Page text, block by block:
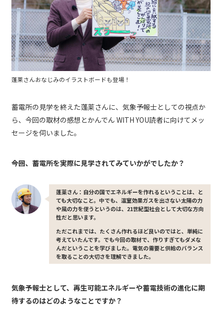
蓬莱さんおなじみのイラストボードも登場！
蓄電所の見学を終えた蓬莱さんに、気象予報士としての視点か
ら、今回の取材の感想とかんでん WITH YOU読者に向けてメッ
セージを伺いました。
――今回、蓄電所を実際に見学されてみていかがでしたか？
蓬莱さん：自分の国でエネルギーを作れるということは、と
ても大切なこと。中でも、温室効果ガスを出さない太陽の力
や風の力を使うというのは、21世紀型社会として大切な方向
性だと思います。
ただこれまでは、たくさん作れるほど良いのではと、単純に
考えていたんです。でも今回の取材で、作りすぎてもダメな
んだということを学びました。電気の需要と供給のバランス
を取ることの大切さを理解できました。
――気象予報士として、再生可能エネルギーや蓄電技術の進化に期
待するのはどのようなことですか？